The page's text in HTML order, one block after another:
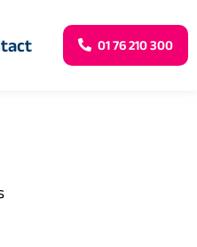
01 76 210 300